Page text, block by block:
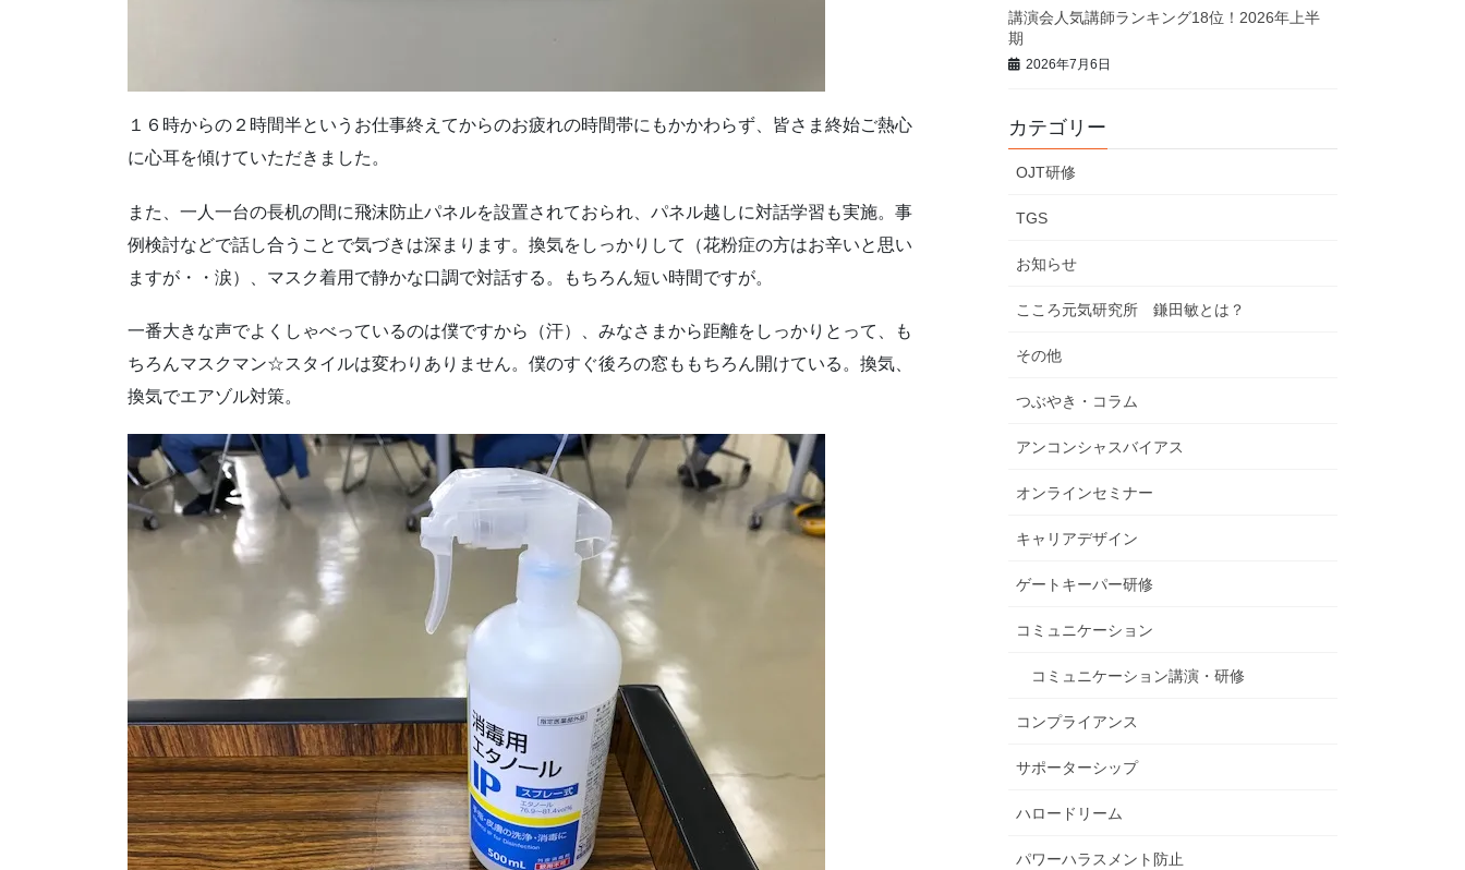
１６時からの２時間半というお仕事終えてからのお疲れの時間帯にもかかわらず、皆さま終始ご熱心
に心耳を傾けていただきました。
また、一人一台の長机の間に飛沫防止パネルを設置されておられ、パネル越しに対話学習も実施。事
例検討などで話し合うことで気づきは深まります。換気をしっかりして（花粉症の方はお辛いと思い
ますが・・涙）、マスク着用で静かな口調で対話する。もちろん短い時間ですが。
一番大きな声でよくしゃべっているのは僕ですから（汗）、みなさまから距離をしっかりとって、も
ちろんマスクマン☆スタイルは変わりありません。僕のすぐ後ろの窓ももちろん開けている。換気、
換気でエアゾル対策。
講演会人気講師ランキング18位！2026年上半
期
2026年7月6日
カテゴリー
OJT研修
TGS
お知らせ
こころ元気研究所 鎌田敏とは？
その他
つぶやき・コラム
アンコンシャスバイアス
オンラインセミナー
キャリアデザイン
ゲートキーパー研修
コミュニケーション
コミュニケーション講演・研修
コンプライアンス
サポーターシップ
ハロードリーム
パワーハラスメント防止